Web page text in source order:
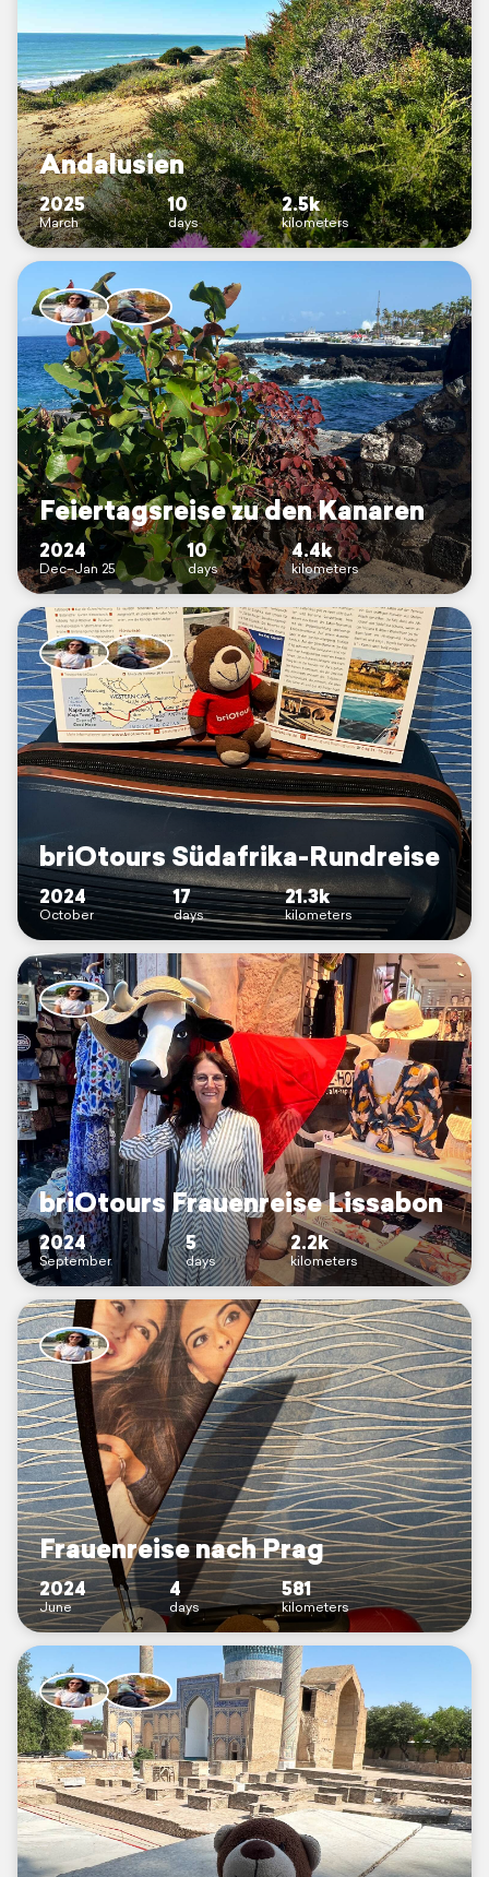
Andalusien
2025
March
10
days
2.5k
kilometers
Feiertagsreise zu den Kanaren
2024
Dec–Jan 25
10
days
4.4k
kilometers
briOtours Südafrika-Rundreise
2024
October
17
days
21.3k
kilometers
briOtours Frauenreise Lissabon
2024
September
5
days
2.2k
kilometers
Frauenreise nach Prag
2024
June
4
days
581
kilometers